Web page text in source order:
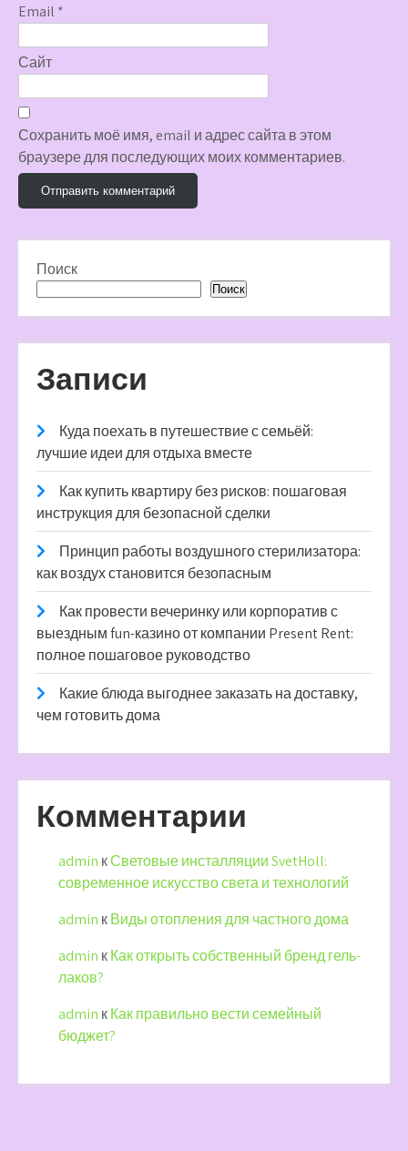
Email *
Сайт
Сохранить моё имя, email и адрес сайта в этом
браузере для последующих моих комментариев.
Поиск
Поиск
Записи
Куда поехать в путешествие с семьёй:
лучшие идеи для отдыха вместе
Как купить квартиру без рисков: пошаговая
инструкция для безопасной сделки
Принцип работы воздушного стерилизатора:
как воздух становится безопасным
Как провести вечеринку или корпоратив с
выездным fun-казино от компании Present Rent:
полное пошаговое руководство
Какие блюда выгоднее заказать на доставку,
чем готовить дома
Комментарии
admin кСветовые инсталляции SvetHoll:
современное искусство света и технологий
admin кВиды отопления для частного дома
admin кКак открыть собственный бренд гель-
лаков?
admin кКак правильно вести семейный
бюджет?